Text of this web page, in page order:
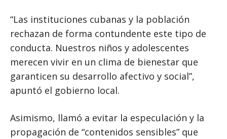
“Las instituciones cubanas y la población
rechazan de forma contundente este tipo de
conducta. Nuestros niños y adolescentes
merecen vivir en un clima de bienestar que
garanticen su desarrollo afectivo y social”,
apuntó el gobierno local.
Asimismo, llamó a evitar la especulación y la
propagación de “contenidos sensibles” que